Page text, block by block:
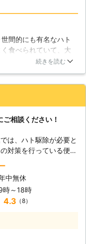
糞をされて困っている
くないでしょう。ハト
生活をする」と言う習
糞の場所も、鳩にとっ
となってしまっている
くと次第にハトが増え
が拡大していきます。
「根気強く、なかなか
う芯の強さがありま
能が高いので自分で対
で、お手上げ状態の方
。 【弊社にお任せ下
、調査とお見積りを
ります。初めてハト駆
間的にも有名なハト
食べられていて、大
ので、アンチータ消毒
続きを読む
相談ください！
は、ハト駆除が必要と
対策を行っている便利
被害というのは、後手
ば、対応に時間もかか
時間が増えてしまうで
病気などになることも
め対策をしてハトの被
中無休
時～18時
4.3 （8）